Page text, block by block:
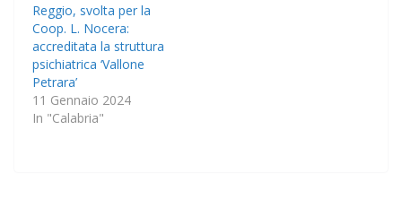
Reggio, svolta per la
Coop. L. Nocera:
accreditata la struttura
psichiatrica ‘Vallone
Petrara’
11 Gennaio 2024
In "Calabria"